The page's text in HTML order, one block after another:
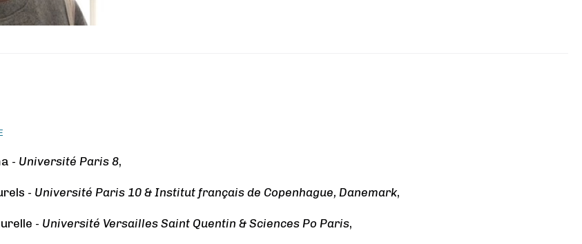
- Université Paris 8,
- Université Paris 10 & Institut français de Copenhague, Danemark,
- Université Versailles Saint Quentin & Sciences Po Paris,